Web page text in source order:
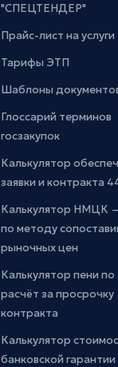
"СПЕЦТЕНДЕР"
Прайс-лист на услуги
Тарифы ЭТП
Шаблоны
Глоссарий терминов
госзакупок
Калькулятор
заявки и контракта
Калькулятор НМЦК
по методу
рыночных цен
Калькулятор пени
расчёт за просрочку
контракта
Калькулятор
банковской